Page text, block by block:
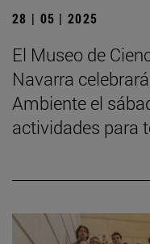
28 | 05 | 2025
El Museo de
Navarra
Ambiente el
actividades para